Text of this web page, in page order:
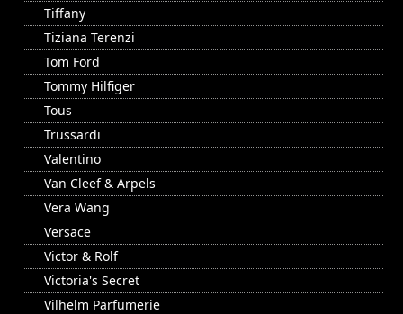
Tiffany
Tiziana Terenzi
Tom Ford
Tommy Hilfiger
Tous
Trussardi
Valentino
Van Cleef & Arpels
Vera Wang
Versace
Victor & Rolf
Victoria's Secret
Vilhelm Parfumerie